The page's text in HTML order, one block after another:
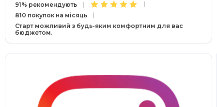
91% рекомендують
810 покупок на місяць
Старт можливий з будь-яким комфортним для вас
бюджетом.